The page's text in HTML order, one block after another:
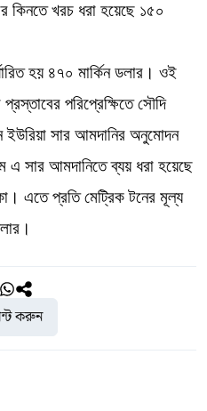
কিনতে খরচ ধরা হয়েছে ১৫০
হয় ৪৭০ মার্কিন ডলার। ওই
পরিপ্রেক্ষিতে সৌদি
সার আমদানির অনুমোদন
এ সার আমদানিতে ব্যয় ধরা হয়েছে
এতে প্রতি মেট্রিক টনের মূল্য
করুন